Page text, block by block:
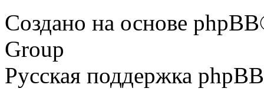
Создано на основе
Group
Русская поддержка phpBB